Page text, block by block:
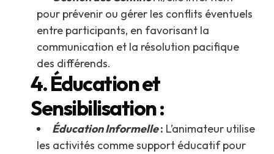
pour prévenir ou gérer les conflits éventuels
entre participants, en favorisant la
communication et la résolution pacifique
des différends.
4. Éducation et
Sensibilisation :
Éducation Informelle: L’animateur utilise
les activités comme support éducatif pour